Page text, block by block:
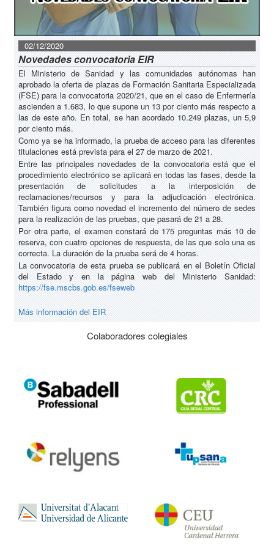
02/12/2020
Novedades convocatoria EIR
El Ministerio de Sanidad y las comunidades autónomas han
aprobado la oferta de plazas de Formación Sanitaria Especializada
(FSE) para la convocatoria 2020/21, que en el caso de Enfermería
ascienden a 1.683, lo que supone un 13 por ciento más respecto a
las de este año. En total, se han acordado 10.249 plazas, un 5,9
por ciento más.
Como ya se ha informado, la prueba de acceso para las diferentes
titulaciones está prevista para el 27 de marzo de 2021.
Entre las principales novedades de la convocatoria está que el
procedimiento electrónico se aplicará en todas las fases, desde la
presentación de solicitudes a la interposición de
reclamaciones/recursos y para la adjudicación electrónica.
También figura como novedad el incremento del número de sedes
para la realización de las pruebas, que pasará de 21 a 28.
Por otra parte, el examen constará de 175 preguntas más 10 de
reserva, con cuatro opciones de respuesta, de las que solo una es
correcta. La duración de la prueba será de 4 horas.
La convocatoria de esta prueba se publicará en el Boletín Oficial
del Estado y en la página web del Ministerio Sanidad:
https://fse.mscbs.gob.es/fseweb
Más información del EIR
Colaboradores colegiales